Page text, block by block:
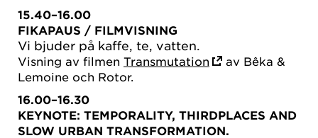
15.40–16.00
FIKAPAUS / FILMVISNING
Vi bjuder på kaffe, te, vatten.
Visning av filmen Transmutation
av Bêka &
Lemoine och Rotor.
16.00–16.30
KEYNOTE: TEMPORALITY, THIRDPLACES AND
SLOW URBAN TRANSFORMATION.